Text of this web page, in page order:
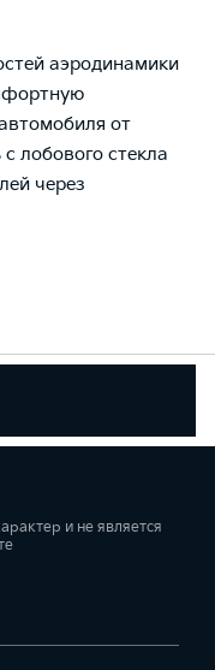
аэродинамики
от
лобового стекла
через
и не является